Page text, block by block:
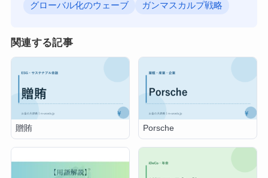
グローバル化のウェーブ ガンマスカルプ戦略
関連する記事
贈賄 Porsche